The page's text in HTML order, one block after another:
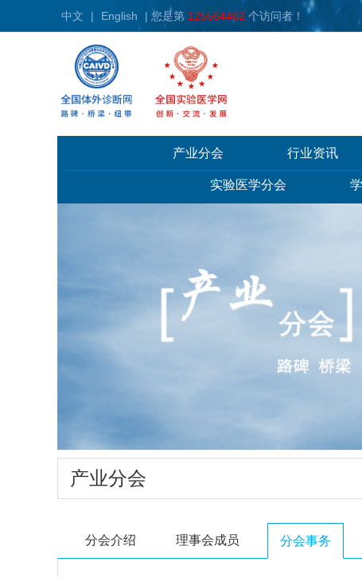
中文 | English | 您是第 125564462 个访问者！
产业分会 行业资讯
实验医学分会
产业分会
分会介绍 理事会成员 分会事务